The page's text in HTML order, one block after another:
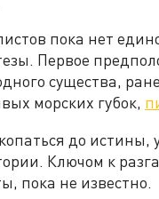
пока нет
Первое
существа,
морских губок,
до истины,
Ключом к
пока не известно.